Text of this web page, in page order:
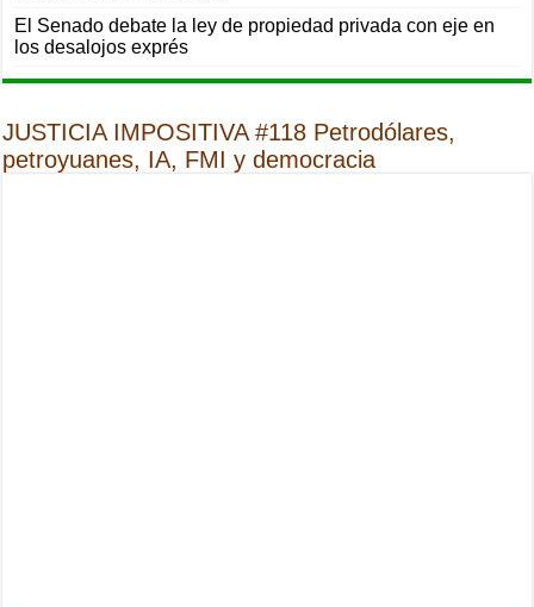
El Senado debate la ley de propiedad privada con eje en
los desalojos exprés
JUSTICIA IMPOSITIVA #118 Petrodólares,
petroyuanes, IA, FMI y democracia